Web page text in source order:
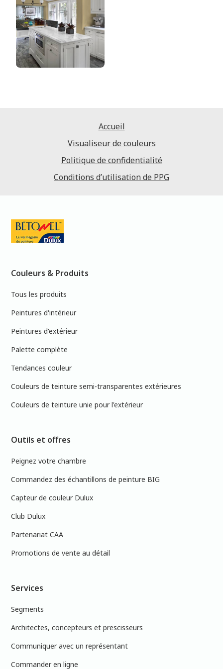
Accueil
Visualiseur de couleurs
Politique de confidentialité
Conditions d’utilisation de PPG
Couleurs & Produits
Tous les produits
Peintures d'intérieur
Peintures d'extérieur
Palette complète
Tendances couleur
Couleurs de teinture semi-transparentes extérieures
Couleurs de teinture unie pour l'extérieur
Outils et offres
Peignez votre chambre
Commandez des échantillons de peinture BIG
Capteur de couleur Dulux
Club Dulux
Partenariat CAA
Promotions de vente au détail
Services
Segments
Architectes, concepteurs et prescisseurs
Communiquer avec un représentant
Commander en ligne